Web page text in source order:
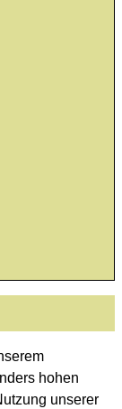
hohen
unserer